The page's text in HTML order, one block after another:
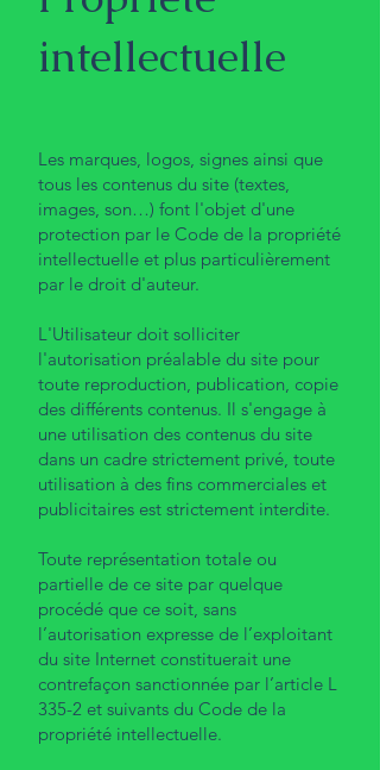
intellectuelle
Les marques, logos, signes ainsi que
tous les contenus du site (textes,
images, son…) font l'objet d'une
protection par le Code de la propriété
intellectuelle et plus particulièrement
par le droit d'auteur.
L'Utilisateur doit solliciter
l'autorisation préalable du site pour
toute reproduction, publication, copie
des différents contenus. Il s'engage à
une utilisation des contenus du site
dans un cadre strictement privé, toute
utilisation à des fins commerciales et
publicitaires est strictement interdite.
Toute représentation totale ou
partielle de ce site par quelque
procédé que ce soit, sans
l’autorisation expresse de l’exploitant
du site Internet constituerait une
contrefaçon sanctionnée par l’article L
335-2 et suivants du Code de la
propriété intellectuelle.